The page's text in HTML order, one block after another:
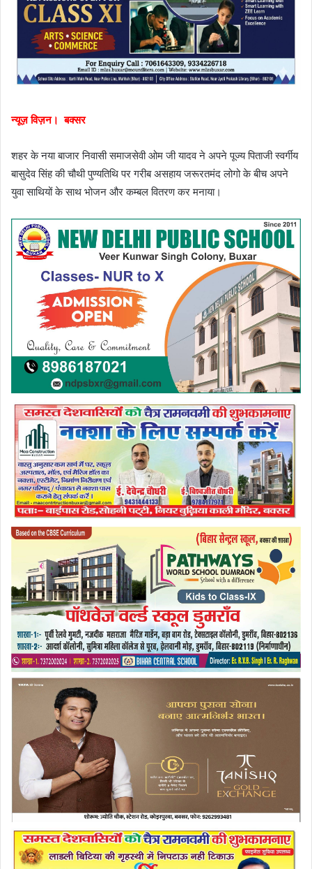
न्यूज़ विज़न। बक्सर
शहर के नया बाजार निवासी समाजसेवी ओम जी यादव ने अपने पूज्य पिताजी स्वर्गीय
बासुदेव सिंह की चौथी पुण्यतिथि पर गरीब असहाय जरूरतमंद लोगो के बीच अपने
युवा साथियों के साथ भोजन और कम्बल वितरण कर मनाया।